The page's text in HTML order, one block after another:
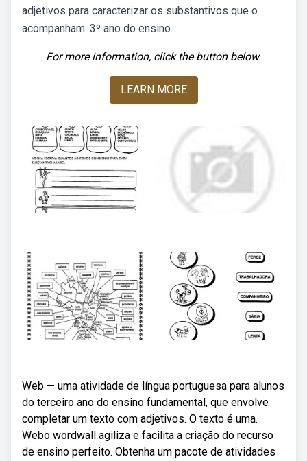
adjetivos para caracterizar os substantivos que o
acompanham. 3º ano do ensino.
For more information, click the button below.
LEARN MORE
Web — uma atividade de língua portuguesa para alunos
do terceiro ano do ensino fundamental, que envolve
completar um texto com adjetivos. O texto é uma.
Webo wordwall agiliza e facilita a criação do recurso
de ensino perfeito. Obtenha um pacote de atividades